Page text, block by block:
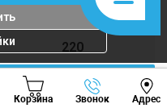
180
220
Корзина Звонок Адрес
Viber Whatsapp